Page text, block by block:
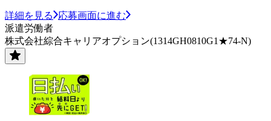
詳細を見る
応募画面に進む
派遣労働者
株式会社綜合キャリアオプション(1314GH0810G1★74-N)